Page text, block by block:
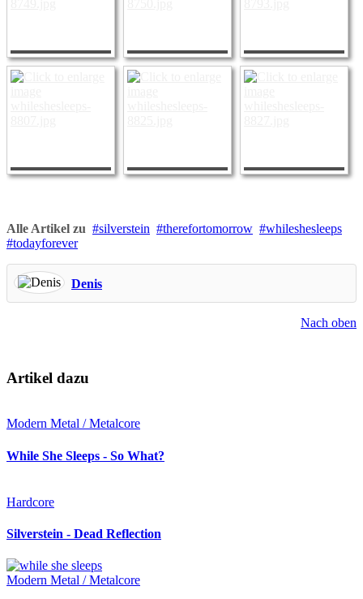
Alle Artikel zu silverstein therefortomorrow
whileshesleeps
todayforever
Denis
Nach oben
Artikel dazu
Modern Metal / Metalcore
While She Sleeps - So What?
Hardcore
Silverstein - Dead Reflection
Modern Metal / Metalcore